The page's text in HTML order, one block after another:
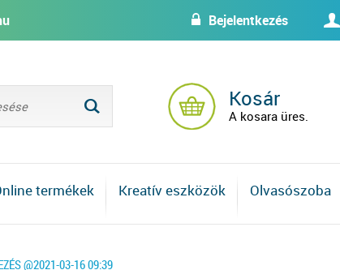
w Bejelentkezés U
L Kosár
A kosara üres.
termékek Kreatív eszközök Olvasószoba
@2021-03-16 09:39